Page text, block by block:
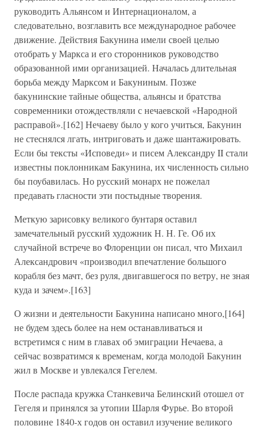
руководить Альянсом и Интернационалом, а
следовательно, возглавить все международное рабочее
движение. Действия Бакунина имели своей целью
отобрать у Маркса и его сторонников руководство
образованной ими организацией. Началась длительная
борьба между Марксом и Бакуниным. Позже
бакунинские тайные общества, альянсы и братства
современники отождествляли с нечаевской «Народной
расправой».[162] Нечаеву было у кого учиться, Бакунин
не стеснялся лгать, интриговать и даже шантажировать.
Если бы тексты «Исповеди» и писем Александру II стали
известны поклонникам Бакунина, их численность сильно
бы поубавилась. Но русский монарх не пожелал
предавать гласности эти постыдные творения.
Меткую зарисовку великого бунтаря оставил
замечательный русский художник Н. Н. Ге. Об их
случайной встрече во Флоренции он писал, что Михаил
Александрович «производил впечатление большого
корабля без мачт, без руля, двигавшегося по ветру, не зная
куда и зачем».[163]
О жизни и деятельности Бакунина написано много,[164]
не будем здесь более на нем останавливаться и
встретимся с ним в главах об эмиграции Нечаева, а
сейчас возвратимся к временам, когда молодой Бакунин
жил в Москве и увлекался Гегелем.
После распада кружка Станкевича Белинский отошел от
Гегеля и принялся за утопии Шарля Фурье. Во второй
половине 1840-х годов он оставил изучение великого